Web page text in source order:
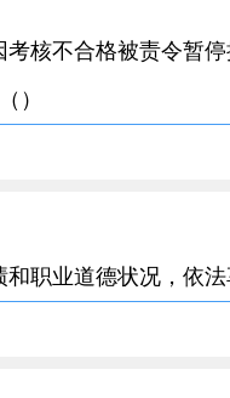
核不合格被责令暂
）
职业道德状况，依法